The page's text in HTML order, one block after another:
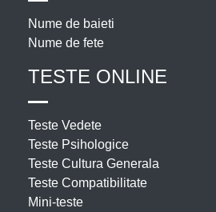
Nume de baieti
Nume de fete
TESTE ONLINE
Teste Vedete
Teste Psihologice
Teste Cultura Generala
Teste Compatibilitate
Mini-teste